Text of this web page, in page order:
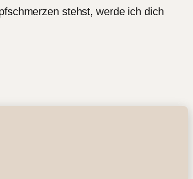
stehst, werde ich dich